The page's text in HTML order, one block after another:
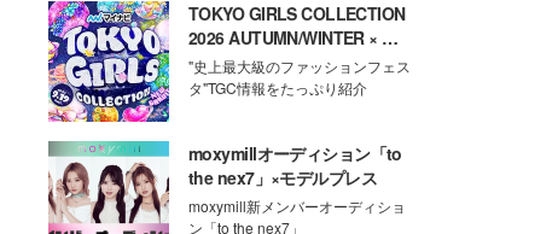
TOKYO GIRLS COLLECTION
2026 AUTUMN/WINTER × モ
デルプレス
"史上最大級のファッションフェス
タ"TGC情報をたっぷり紹介
moxymillオーディション「to
the nex7」×モデルプレス
moxymill新メンバーオーディショ
ン「to the nex7」